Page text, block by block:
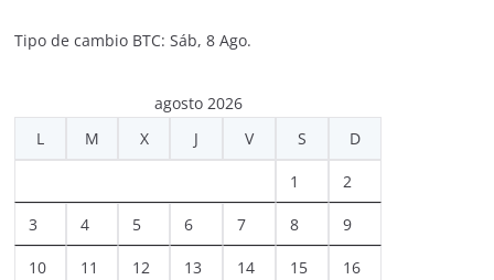
Tipo de cambio BTC: Sáb, 8 Ago.
agosto 2026
L
M X J V S D
1 2
3 4 5 6 7 8 9
10 11 12 13 14 15 16